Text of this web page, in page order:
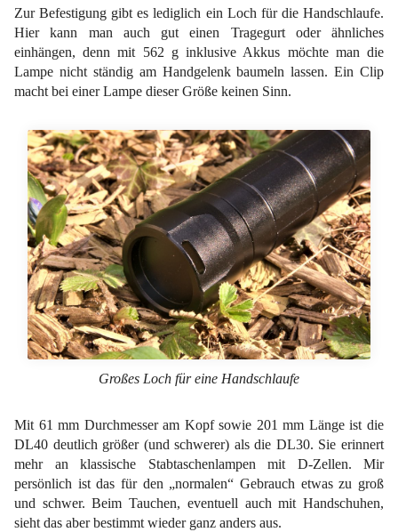
Zur Befestigung gibt es lediglich ein Loch für die Handschlaufe.
Hier kann man auch gut einen Tragegurt oder ähnliches
einhängen, denn mit 562 g inklusive Akkus möchte man die
Lampe nicht ständig am Handgelenk baumeln lassen. Ein Clip
macht bei einer Lampe dieser Größe keinen Sinn.
Großes Loch für eine Handschlaufe
Mit 61 mm Durchmesser am Kopf sowie 201 mm Länge ist die
DL40 deutlich größer (und schwerer) als die DL30. Sie erinnert
mehr an klassische Stabtaschenlampen mit D-Zellen. Mir
persönlich ist das für den „normalen“ Gebrauch etwas zu groß
und schwer. Beim Tauchen, eventuell auch mit Handschuhen,
sieht das aber bestimmt wieder ganz anders aus.